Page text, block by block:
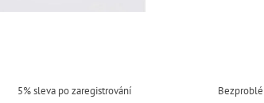
5% sleva po zaregistrování